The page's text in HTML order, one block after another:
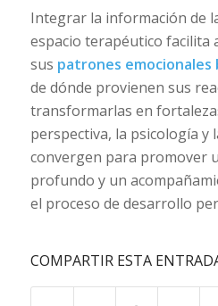
Integrar la información de
espacio terapéutico facilita
sus patrones emocionales
de dónde provienen sus
transformarlas en
perspectiva, la psicología y
convergen para promover
profundo y un
el proceso de desarrollo
COMPARTIR ESTA